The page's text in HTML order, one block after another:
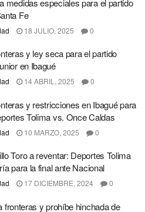
Fe
18 JULIO, 2025 0
y ley seca para el partido
en Ibagué
14 ABRIL, 2025 0
y restricciones en Ibagué para
Tolima vs. Once Caldas
10 MARZO, 2025 0
Toro a reventar: Deportes Tolima
para la final ante Nacional
17 DICIEMBRE, 2024 0
fronteras y prohíbe hinchada de